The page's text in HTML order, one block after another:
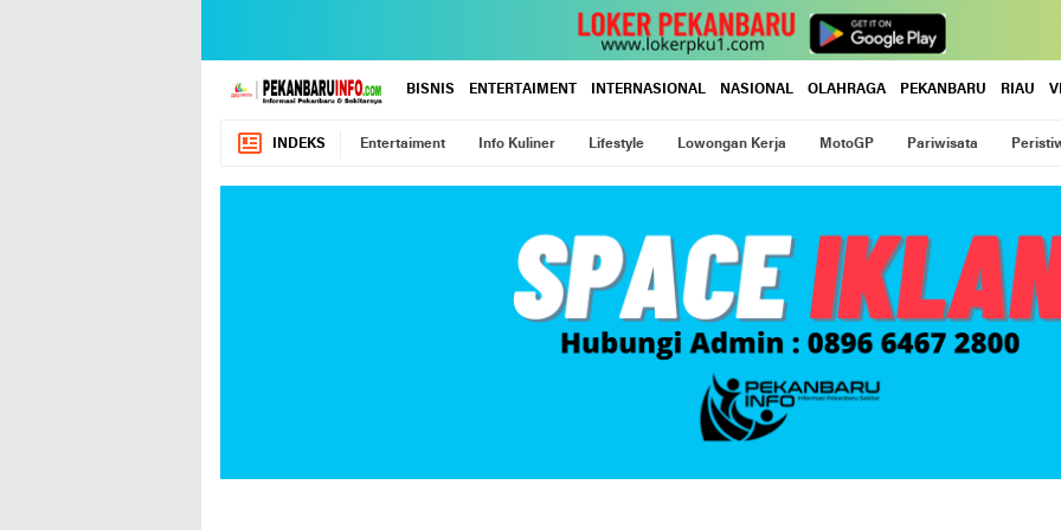
BISNIS ENTERTAIMENT INTERNASIONAL NASIONAL OLAHRAGA PEKANBARU RIAU
INDEKS Entertaiment Info Kuliner Lifestyle Lowongan Kerja MotoGP Pariwisata